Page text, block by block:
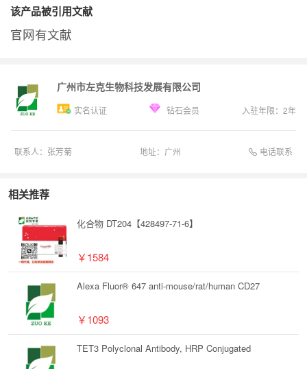
该产品被引用文献
官网有文献
广州市左克生物科技发展有限公司
实名认证 钻石会员 入驻年限： 2年
联系人： 张芳菊 地址： 广州 电话联系
相关推荐
化合物 DT204【428497-71-6】
￥1584
Alexa Fluor® 647 anti-mouse/rat/human CD27
￥1093
TET3 Polyclonal Antibody, HRP Conjugated